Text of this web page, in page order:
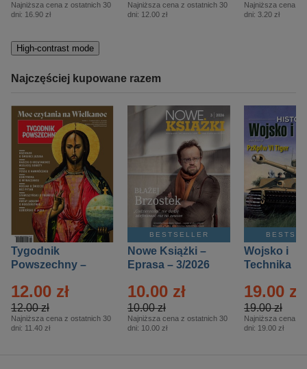
Najniższa cena z ostatnich 30
dni: 16.90 zł
Najniższa cena z ostatnich 30
dni: 12.00 zł
Najniższa cena z
dni: 3.20 zł
High-contrast mode
Najczęściej kupowane razem
Tygodnik
Powszechny –
12.00 zł
12.00 zł
Najniższa cena z ostatnich 30
dni: 11.40 zł
BESTSELLER
Nowe Książki –
Eprasa – 3/2026
10.00 zł
10.00 zł
Najniższa cena z ostatnich 30
dni: 10.00 zł
Wojsko i
Technika
– 2/2026
19.00 zł
19.00 zł
Najniższa cena z
dni: 19.00 zł